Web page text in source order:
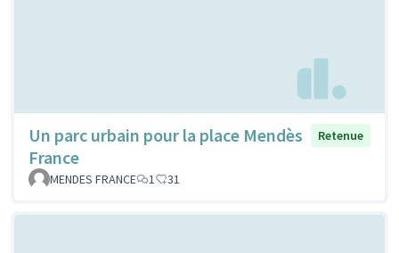
Un parc urbain pour la place Mendès
France
Retenue
MENDES FRANCE 1 31